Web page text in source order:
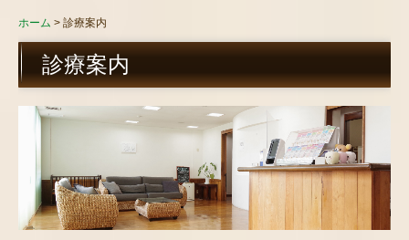
採用情報
ホーム 診療案内
診療案内